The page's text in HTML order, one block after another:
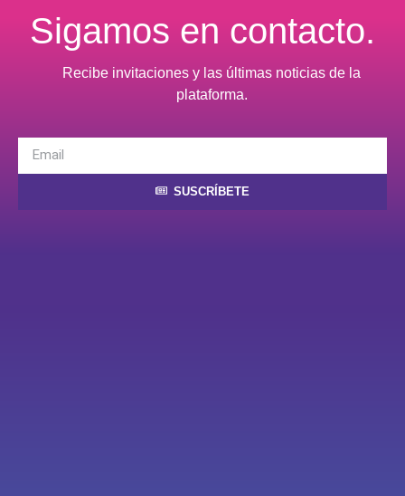
Sigamos en contacto.
Recibe invitaciones y las últimas noticias de la
plataforma.
SUSCRÍBETE